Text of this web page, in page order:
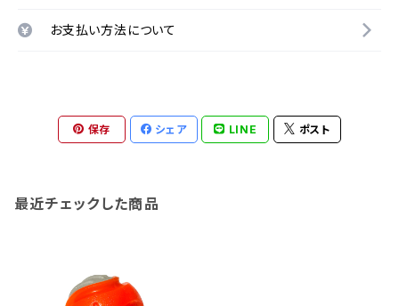
お支払い方法について
保存 シェア LINE ポスト
最近チェックした商品